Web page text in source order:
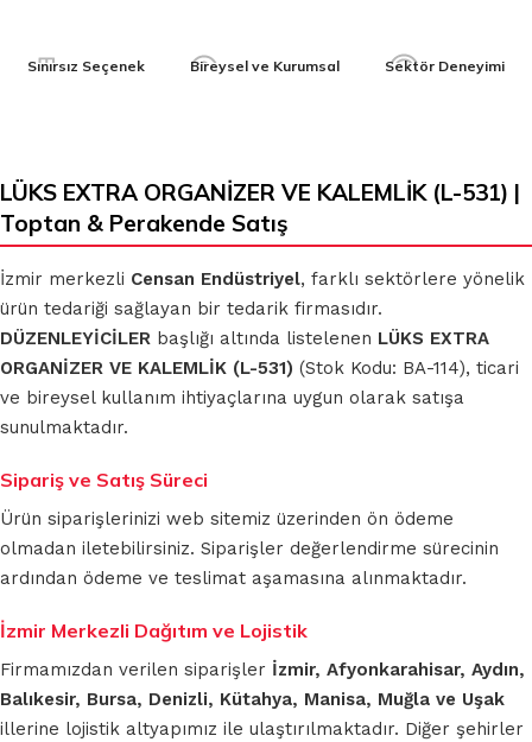
Sınırsız Seçenek Bireysel ve Kurumsal Sektör Deneyimi
LÜKS EXTRA ORGANİZER VE KALEMLİK (L-531) |
Toptan & Perakende Satış
İzmir merkezli Censan Endüstriyel, farklı sektörlere yönelik
ürün tedariği sağlayan bir tedarik firmasıdır.
DÜZENLEYİCİLER başlığı altında listelenen LÜKS EXTRA
ORGANİZER VE KALEMLİK (L-531) (Stok Kodu: BA-114), ticari
ve bireysel kullanım ihtiyaçlarına uygun olarak satışa
sunulmaktadır.
Sipariş ve Satış Süreci
Ürün siparişlerinizi web sitemiz üzerinden ön ödeme
olmadan iletebilirsiniz. Siparişler değerlendirme sürecinin
ardından ödeme ve teslimat aşamasına alınmaktadır.
İzmir Merkezli Dağıtım ve Lojistik
Firmamızdan verilen siparişler İzmir, Afyonkarahisar, Aydın,
Balıkesir, Bursa, Denizli, Kütahya, Manisa, Muğla ve Uşak
illerine lojistik altyapımız ile ulaştırılmaktadır. Diğer şehirler